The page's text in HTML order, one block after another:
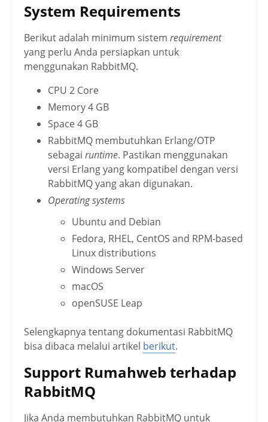
System Requirements
Berikut adalah minimum sistem requirement
yang perlu Anda persiapkan untuk
menggunakan RabbitMQ.
CPU 2 Core
Memory 4 GB
Space 4 GB
RabbitMQ membutuhkan Erlang/OTP
sebagai runtime. Pastikan menggunakan
versi Erlang yang kompatibel dengan versi
RabbitMQ yang akan digunakan.
Operating systems
Ubuntu and Debian
Fedora, RHEL, CentOS and RPM-based
Linux distributions
Windows Server
macOS
openSUSE Leap
Selengkapnya tentang dokumentasi RabbitMQ
bisa dibaca melalui artikel berikut.
Support Rumahweb terhadap
RabbitMQ
Jika Anda membutuhkan RabbitMQ untuk